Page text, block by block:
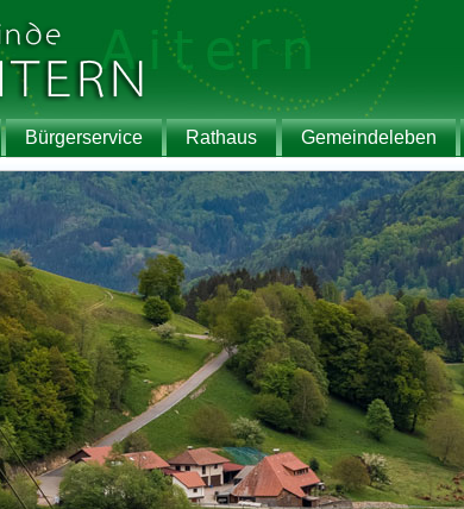
Bürgerservice Rathaus Gemeindeleben